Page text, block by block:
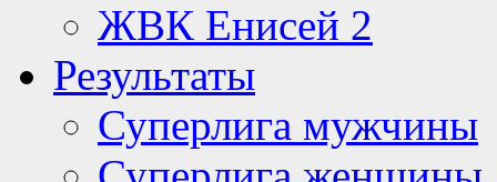
ЖВК Енисей 2
Результаты
Суперлига мужчины